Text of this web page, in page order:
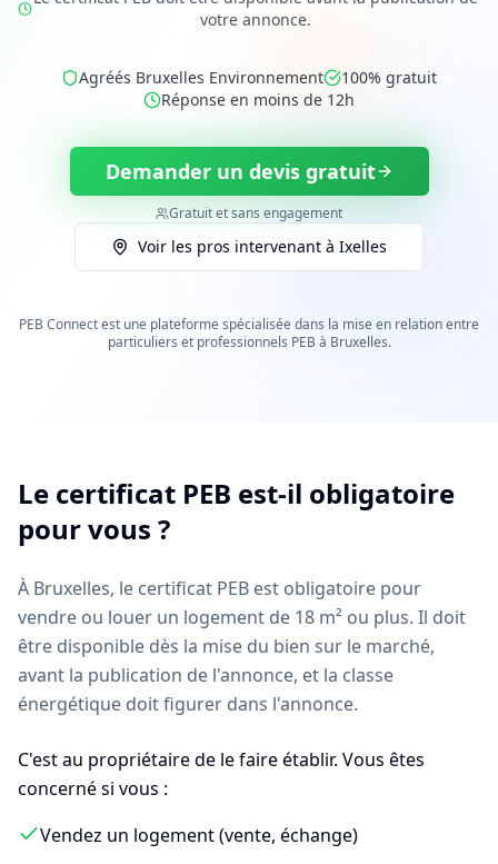
votre annonce.
Agréés Bruxelles Environnement
100% gratuit
Réponse en moins de 12h
Demander un devis gratuit
Gratuit et sans engagement
Voir les pros intervenant à Ixelles
PEB Connect est une plateforme spécialisée dans la mise en relation entre
particuliers et professionnels PEB à Bruxelles.
Le certificat PEB est-il obligatoire
pour vous ?
À Bruxelles, le certificat PEB est obligatoire pour
vendre ou louer un logement de 18 m² ou plus. Il doit
être disponible dès la mise du bien sur le marché,
avant la publication de l'annonce, et la classe
énergétique doit figurer dans l'annonce.
C'est au propriétaire de le faire établir. Vous êtes
concerné si vous :
Vendez un logement (vente, échange)